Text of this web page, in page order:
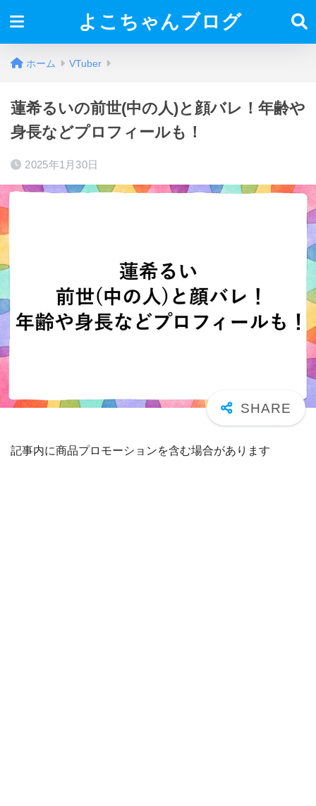
よこちゃんブログ
ホーム VTuber
蓮希るいの前世(中の人)と顔バレ！年齢や
身長などプロフィールも！
2025年1月30日
記事内に商品プロモーションを含む場合があります